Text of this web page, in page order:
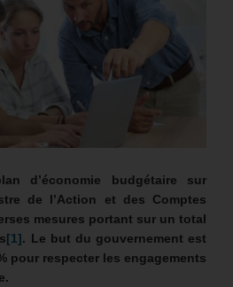
d’économie budgétaire sur
de l’Action et des Comptes
mesures portant sur un total
[1]. Le but du gouvernement est
pour respecter les engagements